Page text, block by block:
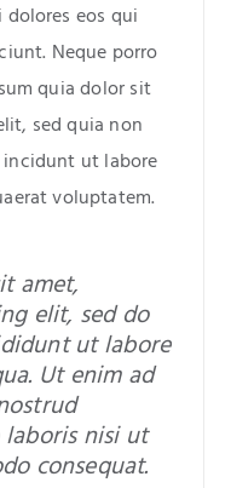
eos qui
Neque porro
quia dolor sit
sed quia non
ut labore
voluptatem.
amet,
elit, sed do
ut labore
Ut enim ad
nisi ut
consequat.